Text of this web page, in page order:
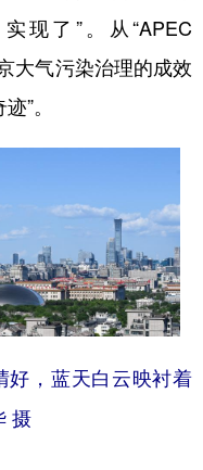
现了”。从“APEC
大气污染治理的成效
”。
好，蓝天白云映衬着
摄